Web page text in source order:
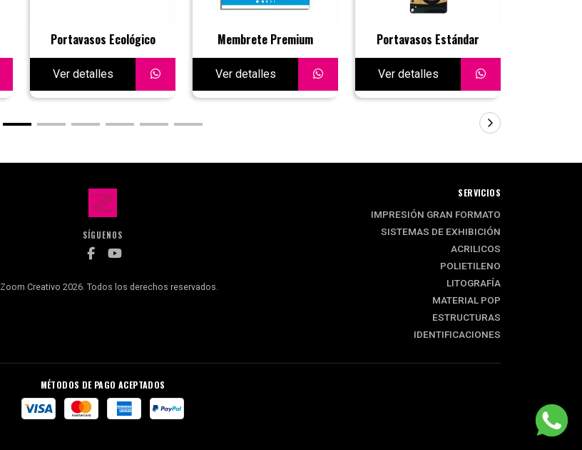
Portavasos Ecológico
Ver detalles
Membrete Premium
Ver detalles
Portavasos Estándar
Ver detalles
SÍGUENOS
Zoom Creativo 2026. Todos los derechos reservados.
SERVICIOS
IMPRESIÓN GRAN FORMATO
SISTEMAS DE EXHIBICIÓN
ACRILICOS
POLIETILENO
LITOGRAFÍA
MATERIAL POP
ESTRUCTURAS
IDENTIFICACIONES
MÉTODOS DE PAGO ACEPTADOS